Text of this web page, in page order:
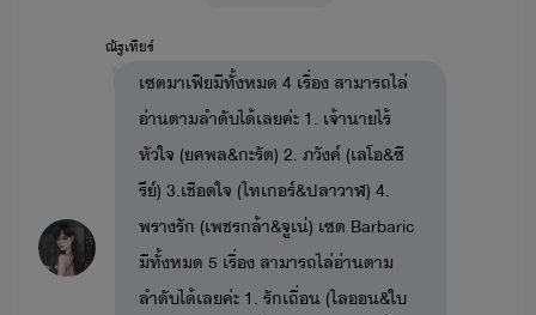
ณัฐเทียร์
เซตมาเฟียมีทั้งหมด 4 เรื่อง สามารถไล่
อ่านตามลำดับได้เลยค่ะ 1. เจ้านายไร้
หัวใจ (ยศพล&กะรัต) 2. ภวังค์ (เลโอ&ซี
รีย์) 3.เชือดใจ (ไทเกอร์&ปลาวาฬ) 4.
พรางรัก (เพชรกล้า&จูเน่) เซต Barbaric
มีทั้งหมด 5 เรื่อง สามารถไล่อ่านตาม
ลำดับได้เลยค่ะ 1. รักเถื่อน (ไลออน&ใบ